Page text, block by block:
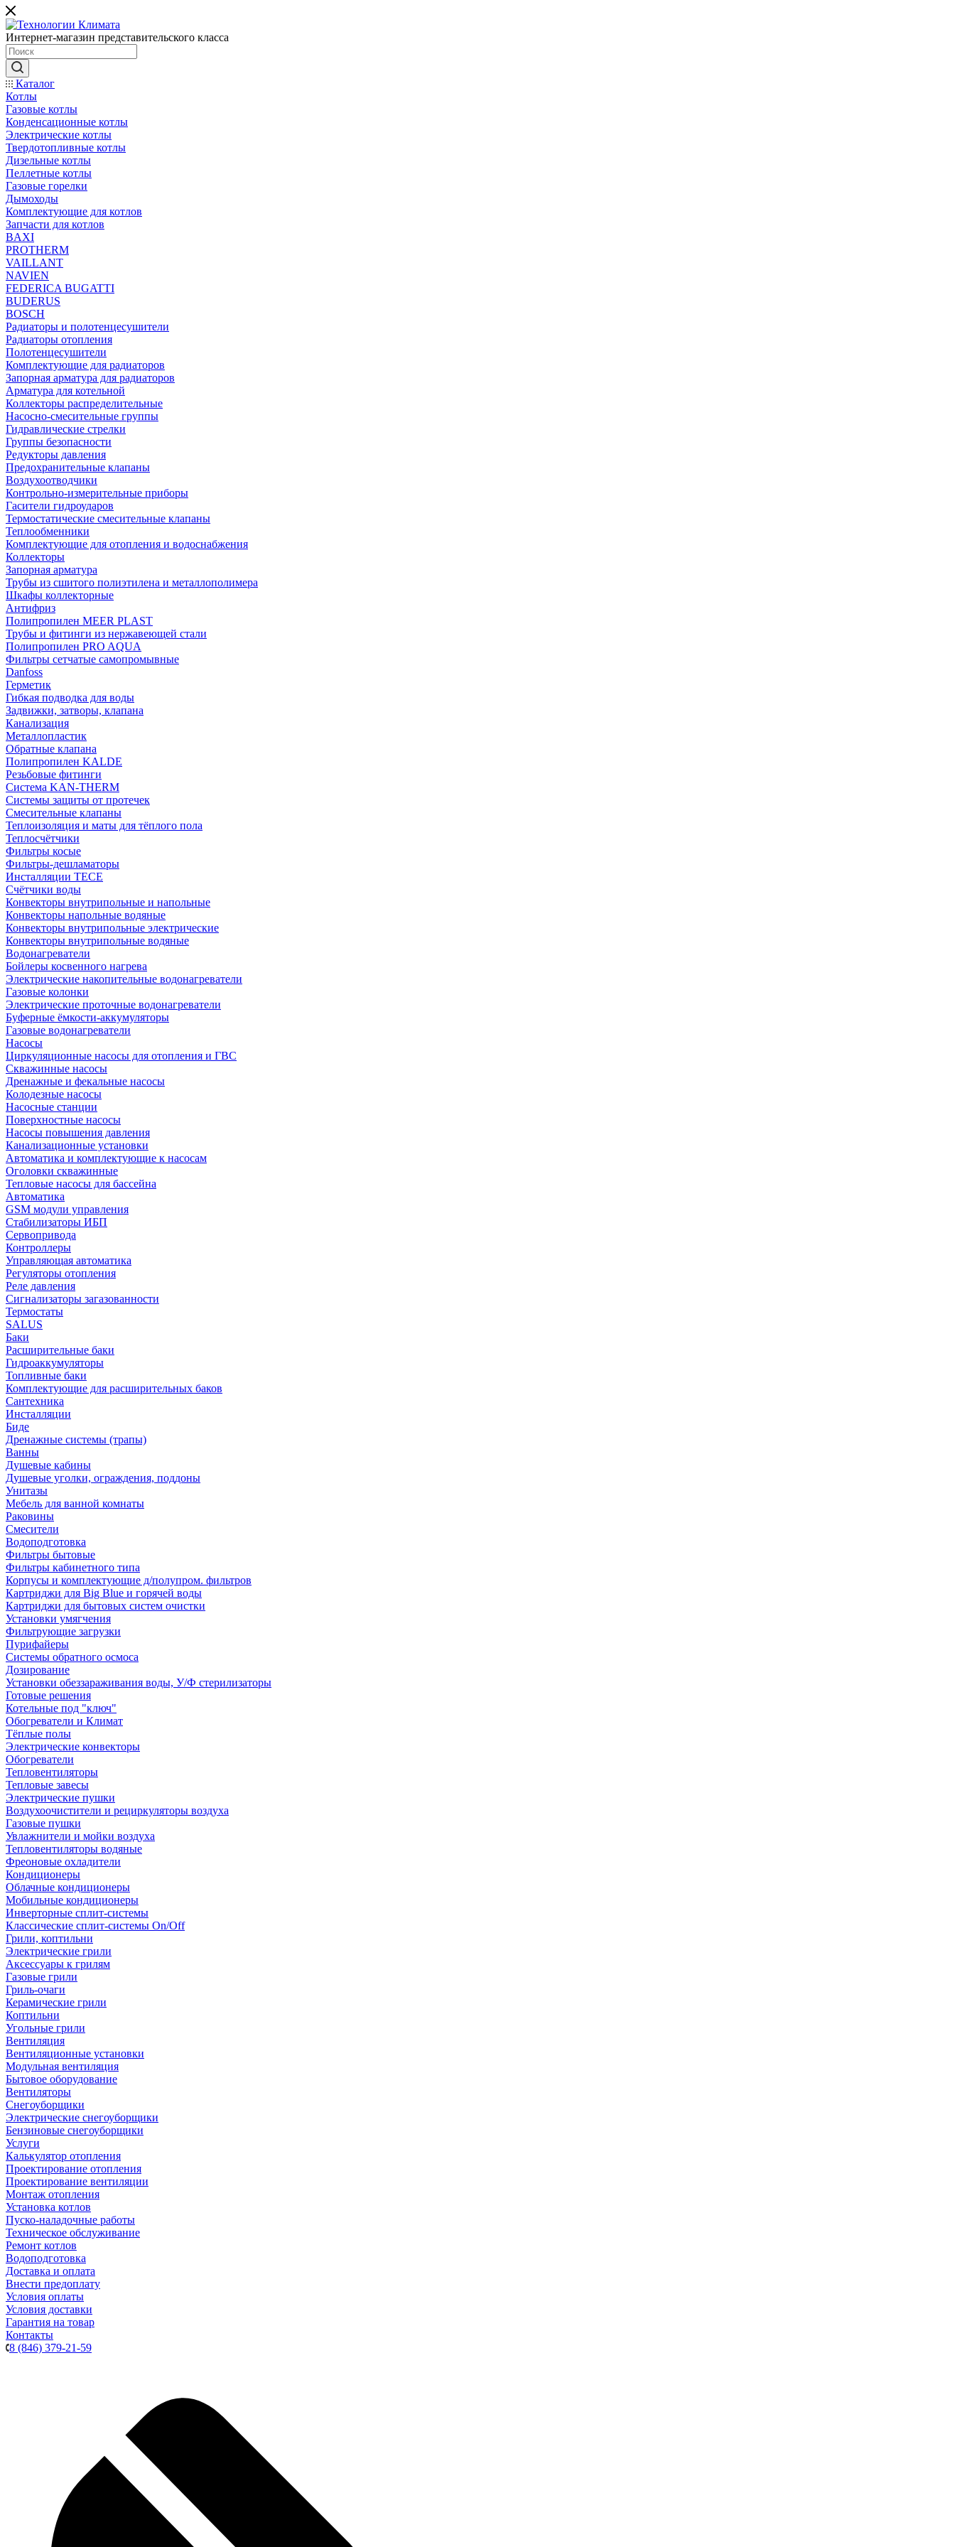
Интернет-магазин представительского класса
Каталог
Котлы
Газовые котлы
Конденсационные котлы
Электрические котлы
Твердотопливные котлы
Дизельные котлы
Пеллетные котлы
Газовые горелки
Дымоходы
Комплектующие для котлов
Запчасти для котлов
BAXI
PROTHERM
VAILLANT
NAVIEN
FEDERICA BUGATTI
BUDERUS
BOSCH
Радиаторы и полотенцесушители
Радиаторы отопления
Полотенцесушители
Комплектующие для радиаторов
Запорная арматура для радиаторов
Арматура для котельной
Коллекторы распределительные
Насосно-смесительные группы
Гидравлические стрелки
Группы безопасности
Редукторы давления
Предохранительные клапаны
Воздухоотводчики
Контрольно-измерительные приборы
Гасители гидроударов
Термостатические смесительные клапаны
Теплообменники
Комплектующие для отопления и водоснабжения
Коллекторы
Запорная арматура
Трубы из сшитого полиэтилена и металлополимера
Шкафы коллекторные
Антифриз
Полипропилен MEER PLAST
Трубы и фитинги из нержавеющей стали
Полипропилен PRO AQUA
Фильтры сетчатые самопромывные
Danfoss
Герметик
Гибкая подводка для воды
Задвижки, затворы, клапана
Канализация
Металлопластик
Обратные клапана
Полипропилен KALDE
Резьбовые фитинги
Система KAN-THERM
Системы защиты от протечек
Смесительные клапаны
Теплоизоляция и маты для тёплого пола
Теплосчётчики
Фильтры косые
Фильтры-дешламаторы
Инсталляции TECE
Счётчики воды
Конвекторы внутрипольные и напольные
Конвекторы напольные водяные
Конвекторы внутрипольные электрические
Конвекторы внутрипольные водяные
Водонагреватели
Бойлеры косвенного нагрева
Электрические накопительные водонагреватели
Газовые колонки
Электрические проточные водонагреватели
Буферные ёмкости-аккумуляторы
Газовые водонагреватели
Насосы
Циркуляционные насосы для отопления и ГВС
Скважинные насосы
Дренажные и фекальные насосы
Колодезные насосы
Насосные станции
Поверхностные насосы
Насосы повышения давления
Канализационные установки
Автоматика и комплектующие к насосам
Оголовки скважинные
Тепловые насосы для бассейна
Автоматика
GSM модули управления
Стабилизаторы ИБП
Сервопривода
Контроллеры
Управляющая автоматика
Регуляторы отопления
Реле давления
Сигнализаторы загазованности
Термостаты
SALUS
Баки
Расширительные баки
Гидроаккумуляторы
Топливные баки
Комплектующие для расширительных баков
Сантехника
Инсталляции
Биде
Дренажные системы (трапы)
Ванны
Душевые кабины
Душевые уголки, ограждения, поддоны
Унитазы
Мебель для ванной комнаты
Раковины
Смесители
Водоподготовка
Фильтры бытовые
Фильтры кабинетного типа
Корпусы и комплектующие д/полупром. фильтров
Картриджи для Big Blue и горячей воды
Картриджи для бытовых систем очистки
Установки умягчения
Фильтрующие загрузки
Пурифайеры
Системы обратного осмоса
Дозирование
Установки обеззараживания воды, У/Ф стерилизаторы
Готовые решения
Котельные под "ключ"
Обогреватели и Климат
Тёплые полы
Электрические конвекторы
Обогреватели
Тепловентиляторы
Тепловые завесы
Электрические пушки
Воздухоочистители и рециркуляторы воздуха
Газовые пушки
Увлажнители и мойки воздуха
Тепловентиляторы водяные
Фреоновые охладители
Кондиционеры
Облачные кондиционеры
Мобильные кондиционеры
Инверторные сплит-системы
Классические сплит-системы On/Off
Грили, коптильни
Электрические грили
Аксессуары к грилям
Газовые грили
Гриль-очаги
Керамические грили
Коптильни
Угольные грили
Вентиляция
Вентиляционные установки
Модульная вентиляция
Бытовое оборудование
Вентиляторы
Снегоуборщики
Электрические снегоуборщики
Бензиновые снегоуборщики
Услуги
Калькулятор отопления
Проектирование отопления
Проектирование вентиляции
Монтаж отопления
Установка котлов
Пуско-наладочные работы
Техническое обслуживание
Ремонт котлов
Водоподготовка
Доставка и оплата
Внести предоплату
Условия оплаты
Условия доставки
Гарантия на товар
Контакты
8 (846) 379-21-59